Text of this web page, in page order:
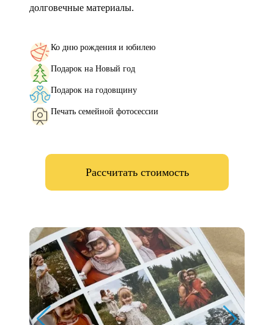
долговечные материалы.
Ко дню рождения и юбилею
Подарок на Новый год
Подарок на годовщину
Печать семейной фотосессии
Рассчитать стоимость